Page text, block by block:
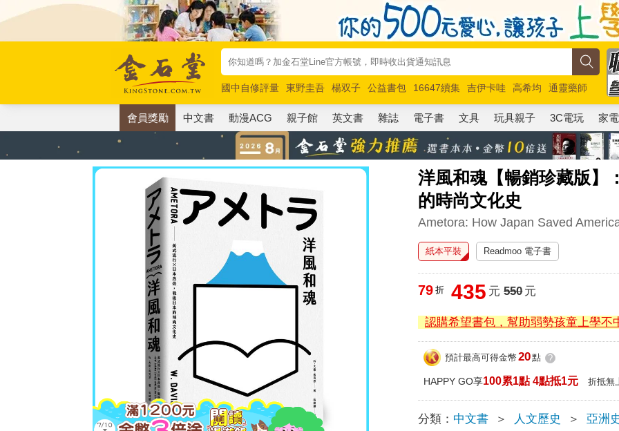
國中自修評量 東野圭吾 楊双子 公益書包 16647續集 吉伊卡哇 高希均
通靈藥師
唯紅花綻放
奧德賽 路邊攤新作 馬斯克 玩具總動員5 超慢跑
會員獎勵 中文書 動漫ACG 親子館 英文書 雜誌 電子書 文具 玩具親子 3C電玩 家電
洋風和魂【暢銷珍藏版
的時尚文化史
Ametora: How Japan Saved
紙本平裝 Readmoo 電子書
79 折 435 元 550元
認購希望書包，幫助弱勢孩童上學不
預計最高可得金幣 20點 ?
HAPPY GO享100累1點 4點抵1元 折抵無
分類： 中文書 ＞ 人文歷史 ＞ 亞洲